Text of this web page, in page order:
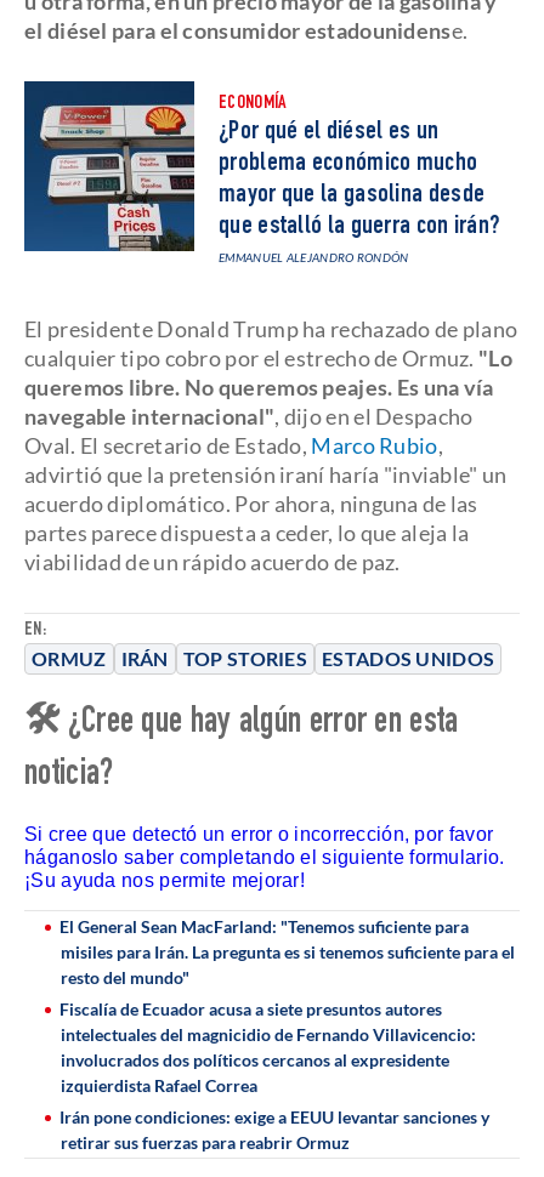
EN:
ORMUZ IRÁN TOP STORIES ESTADOS UNIDOS
el diésel para el consumidor estadounidense.
ECONOMÍA
¿Por qué el diésel es un
problema económico mucho
mayor que la gasolina desde
que estalló la guerra con irán?
EMMANUEL ALEJANDRO RONDÓN
El presidente Donald Trump ha rechazado de plano
cualquier tipo cobro por el estrecho de Ormuz. "Lo
queremos libre. No queremos peajes. Es una vía
navegable internacional", dijo en el Despacho
Oval. El secretario de Estado, Marco Rubio,
advirtió que la pretensión iraní haría "inviable" un
acuerdo diplomático. Por ahora, ninguna de las
partes parece dispuesta a ceder, lo que aleja la
viabilidad de un rápido acuerdo de paz.
🛠 ¿Cree que hay algún error en esta
noticia?
Si cree que detectó un error o incorrección, por favor
háganoslo saber completando el siguiente formulario.
¡Su ayuda nos permite mejorar!
El General Sean MacFarland: "Tenemos suficiente para
misiles para Irán. La pregunta es si tenemos suficiente para el
resto del mundo"
Fiscalía de Ecuador acusa a siete presuntos autores
intelectuales del magnicidio de Fernando Villavicencio:
involucrados dos políticos cercanos al expresidente
izquierdista Rafael Correa
Irán pone condiciones: exige a EEUU levantar sanciones y
retirar sus fuerzas para reabrir Ormuz